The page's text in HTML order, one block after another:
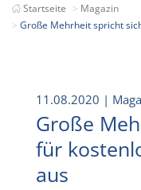
Startseite
Magazin
Große Mehrheit spricht
11.08.2020 |
Große
für
aus